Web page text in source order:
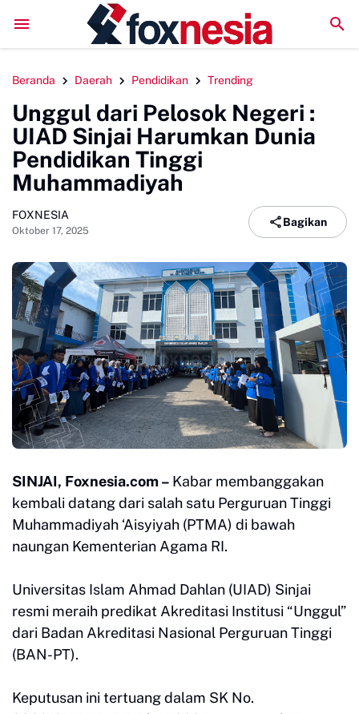
DPC GSNI Sinjai Gelar Sosialisasi Organisasi di Sejumlah SMP,
Beranda Daerah Pendidikan Trending
Unggul dari Pelosok Negeri :
UIAD Sinjai Harumkan Dunia
Pendidikan Tinggi
Muhammadiyah
FOXNESIA
Oktober 17, 2025
Bagikan
SINJAI, Foxnesia.com – Kabar membanggakan
kembali datang dari salah satu Perguruan Tinggi
Muhammadiyah ‘Aisyiyah (PTMA) di bawah
naungan Kementerian Agama RI.
Universitas Islam Ahmad Dahlan (UIAD) Sinjai
resmi meraih predikat Akreditasi Institusi “Unggul”
dari Badan Akreditasi Nasional Perguruan Tinggi
(BAN-PT).
Keputusan ini tertuang dalam SK No.